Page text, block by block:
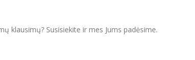
klausimų? Susisiekite ir mes Jums padėsime.